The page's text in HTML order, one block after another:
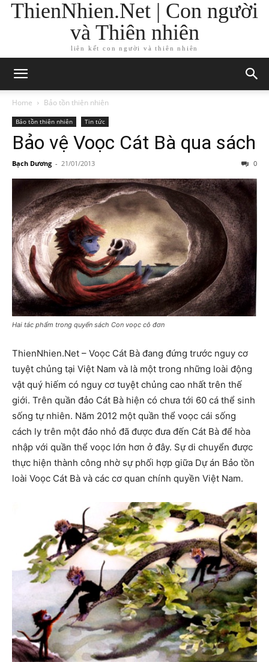
ThienNhien.Net | Con người
và Thiên nhiên
liên kết con người và thiên nhiên
Home Bảo tồn thiên nhiên
Bảo tồn thiên nhiên Tin tức
Bảo vệ Voọc Cát Bà qua sách
Bạch Dương - 21/01/2013 0
Hai tác phẩm trong quyển sách Con voọc cô đơn
ThienNhien.Net – Voọc Cát Bà đang đứng trước nguy cơ
tuyệt chủng tại Việt Nam và là một trong những loài động
vật quý hiếm có nguy cơ tuyệt chủng cao nhất trên thế
giới. Trên quần đảo Cát Bà hiện có chưa tới 60 cá thể sinh
sống tự nhiên. Năm 2012 một quần thể voọc cái sống
cách ly trên một đảo nhỏ đã được đưa đến Cát Bà để hòa
nhập với quần thể voọc lớn hơn ở đây. Sự di chuyển được
thực hiện thành công nhờ sự phối hợp giữa Dự án Bảo tồn
loài Voọc Cát Bà và các cơ quan chính quyền Việt Nam.